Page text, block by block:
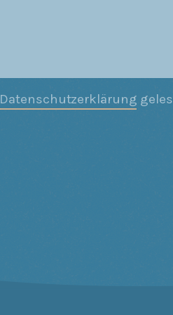
Datenschutzerklärung